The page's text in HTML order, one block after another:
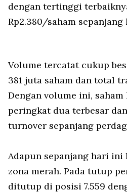
dengan tertinggi
Rp2.380/saham sepanjang
Volume tercatat cukup
381 juta saham dan total
Dengan volume ini, saham
peringkat dua terbesar
turnover sepanjang
Adapun sepanjang hari ini
zona merah. Pada tutup
ditutup di posisi 7.559